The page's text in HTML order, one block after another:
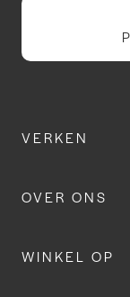
VERKEN
OVER ONS
WINKEL OP